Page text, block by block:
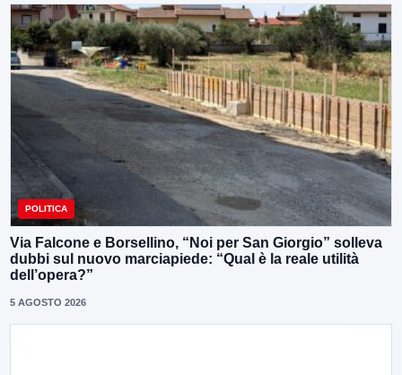
POLITICA
Via Falcone e Borsellino, “Noi per San Giorgio” solleva
dubbi sul nuovo marciapiede: “Qual è la reale utilità
dell’opera?”
5 AGOSTO 2026